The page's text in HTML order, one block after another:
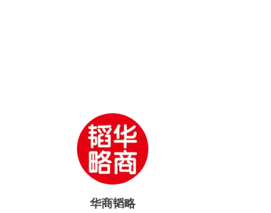
华商韬略